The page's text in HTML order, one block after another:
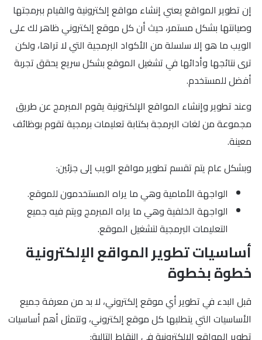
إن تطوير المواقع يعني إنشاء مواقع إلكترونية والقيام ببرمجتها
وصيانتها بشكل مستمر، حيث أن كل موقع إلكتروني ظاهر لك على
الويب ما هو إلا سلسلة من الأكواد البرمجية التي لا تراها، ولكن
ترى نتائجها وأدائها في تشغيل الموقع بشكل سريع يحقق تجربة
أفضل للمستخدم.
وعند تطوير وإنشاء المواقع الإلكترونية يقوم المبرمج عن طريق
مجموعة من لغات البرمجة بكتابة تعليمات برمجية تقوم بوظائف
معينة.
وبشكل عام يتم تقسم تطوير مواقع الويب إلى جزئين:
الواجهة الأمامية وهي ما يراه المستخدمون للموقع.
الواجهة الخلفية وهي ما يراه المبرمج ويتم فيه جميع
التعليمات البرمجية لتشغيل الموقع.
أساسيات تطوير المواقع الإلكترونية
خطوة بخطوة
قبل البدء في تطوير أي موقع إلكتروني، لا بد من معرفة جميع
الأساسيات التي يتطلبها كل موقع إلكتروني، وتتمثل أهم أساسيات